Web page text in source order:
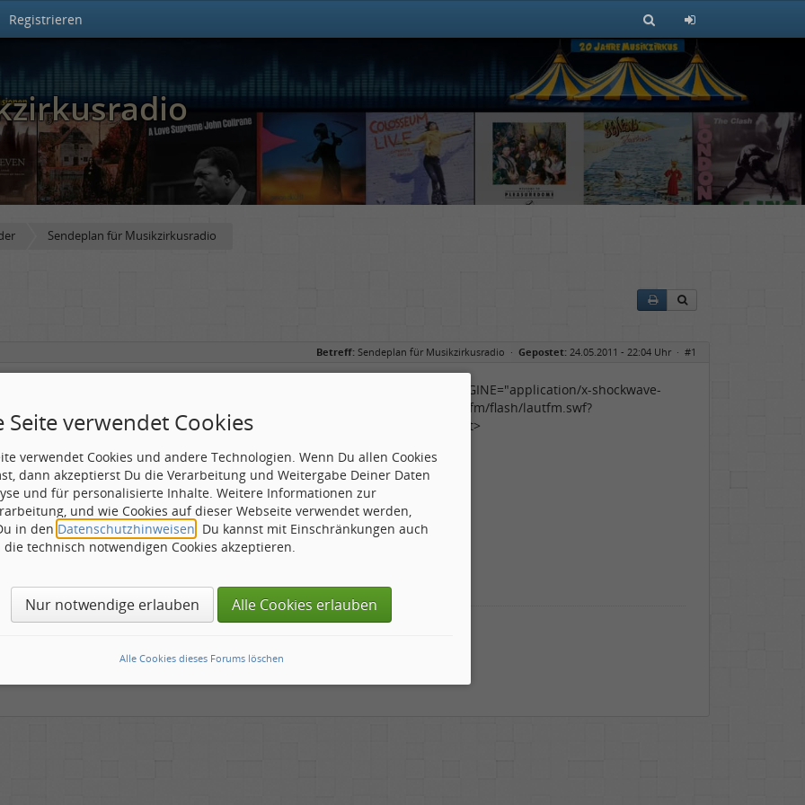
Registrieren
Sendeplan für Musikzirkusradio
Betreff: Sendeplan für Musikzirkusradio · Gepostet: 24.05.2011 - 22:04 Uhr · #1
www.laut.fm/flash/lautfm.swf?skincolor=FF9900&login=musikzirkus" ENGINE="application/x-shockwave-
height="212" id="player"><param name="movie" value="http://www.laut.fm/flash/lautfm.swf?
name="wmode" value="transparent"></object>
reingehört ..... Musikzirkusradio
nachzulesen auf unseren Radioseite
Musikzirkusradio
reingehört
Seite verwendet Cookies
verwendet Cookies und andere Technologien. Wenn Du allen Cookies
dann akzeptierst Du die Verarbeitung und Weitergabe Deiner Daten
und für personalisierte Inhalte. Weitere Informationen zur
und wie Cookies auf dieser Webseite verwendet werden,
in den Datenschutzhinweisen . Du kannst mit Einschränkungen auch
technisch notwendigen Cookies akzeptieren.
Nur notwendige erlauben Alle Cookies erlauben
Alle Cookies dieses Forums löschen